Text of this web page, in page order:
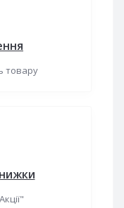
товару